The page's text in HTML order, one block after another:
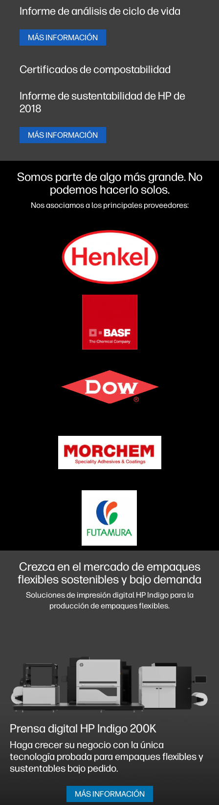
Informe de análisis de ciclo de vida
MÁS INFORMACIÓN
Certificados de compostabilidad
Informe de sustentabilidad de HP de
2018
MÁS INFORMACIÓN
Somos parte de algo más grande. No
podemos hacerlo solos.
Nos asociamos a los principales proveedores:
Crezca en el mercado de empaques
flexibles sostenibles y bajo demanda
Soluciones de impresión digital HP Indigo para la
producción de empaques flexibles.
Prensa digital HP Indigo 200K
Haga crecer su negocio con la única
tecnología probada para empaques flexibles y
sustentables bajo pedido.
MÁS INFORMACIÓN